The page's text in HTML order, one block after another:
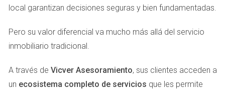
no solo te permitirá ver las propiedades en persona, sino
Financiación de la Propiedad
una propiedad en España. Si bien muchos extranjeros
optan por pagar en efectivo, también existen opciones de
local garantizan decisiones seguras y bien fundamentadas.
Pero su valor diferencial va mucho más allá del servicio
inmobiliario tradicional.
A través de Vicver Asesoramiento, sus clientes acceden a
un ecosistema completo de servicios que les permite